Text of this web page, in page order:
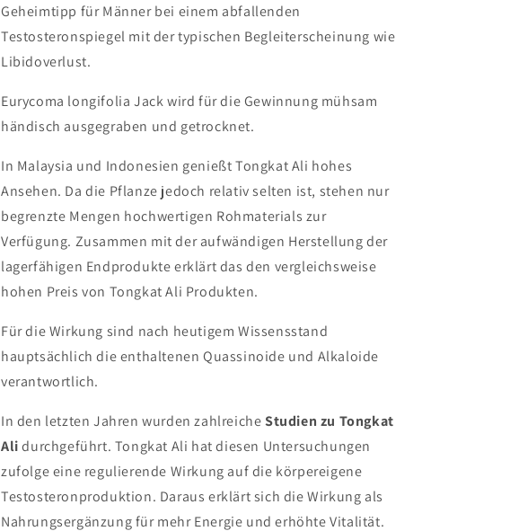
Geheimtipp für Männer bei einem abfallenden
Testosteronspiegel mit der typischen Begleiterscheinung wie
Libidoverlust.
Eurycoma longifolia Jack wird für die Gewinnung mühsam
händisch ausgegraben und getrocknet.
In Malaysia und Indonesien genießt Tongkat Ali hohes
Ansehen. Da die Pflanze jedoch relativ selten ist, stehen nur
begrenzte Mengen hochwertigen Rohmaterials zur
Verfügung. Zusammen mit der aufwändigen Herstellung der
lagerfähigen Endprodukte erklärt das den vergleichsweise
hohen Preis von Tongkat Ali Produkten.
Für die Wirkung sind nach heutigem Wissensstand
hauptsächlich die enthaltenen Quassinoide und Alkaloide
verantwortlich.
In den letzten Jahren wurden zahlreicheStudien zu Tongkat
Alidurchgeführt. Tongkat Ali hat diesen Untersuchungen
zufolge eine regulierende Wirkung auf die körpereigene
Testosteronproduktion. Daraus erklärt sich die Wirkung als
Nahrungsergänzung für mehr Energie und erhöhte Vitalität.